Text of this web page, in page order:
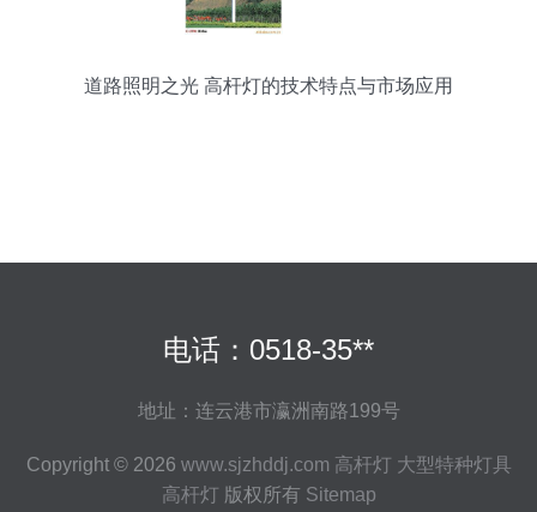
道路照明之光 高杆灯的技术特点与市场应用
电话：0518-35**
地址：连云港市瀛洲南路199号
Copyright © 2026 www.sjzhddj.com 高杆灯 大型特种灯具
高杆灯 版权所有 Sitemap